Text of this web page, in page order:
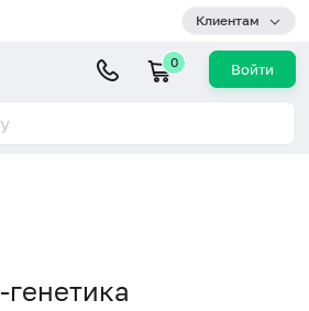
Клиентам
0 Войти